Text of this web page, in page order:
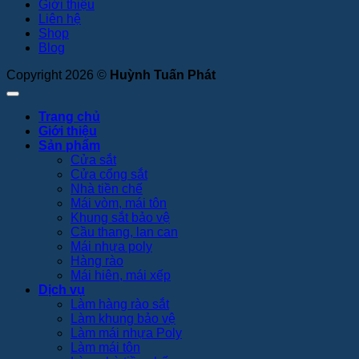
Giới thiệu
Liên hệ
Shop
Blog
Copyright 2026 © Huỳnh Tuấn Phát
Trang chủ
Giới thiệu
Sản phẩm
Cửa sắt
Cửa cổng sắt
Nhà tiền chế
Mái vòm, mái tôn
Khung sắt bảo vệ
Cầu thang, lan can
Mái nhựa poly
Hàng rào
Mái hiên, mái xếp
Dịch vụ
Làm hàng rào sắt
Làm khung bảo vệ
Làm mái nhựa Poly
Làm mái tôn